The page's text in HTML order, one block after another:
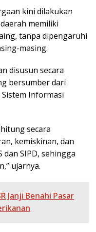
kini dilakukan
memiliki
tanpa dipengaruhi
masing.
disusun secara
bersumber dari
Sistem Informasi
secara
kemiskinan, dan
dan SIPD, sehingga
ujarnya.
Janji Benahi Pasar